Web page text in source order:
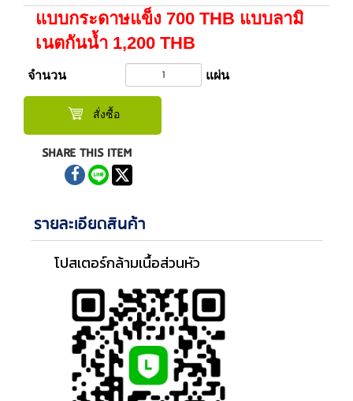
แบบกระดาษแข็ง 700 THB แบบลามิ
เนตกันน้ำ 1,200 THB
จำนวน แผ่น
สั่งซื้อ
SHARE THIS ITEM
รายละเอียดสินค้า
โปสเตอร์กล้ามเนื้อส่วนหัว